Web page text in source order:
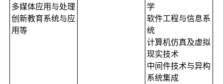
多媒体应用与处理
创新教育系统与应
用等
学
软件工程与信息系
统
计算机仿真及虚拟
现实技术
中间件技术与异构
系统集成